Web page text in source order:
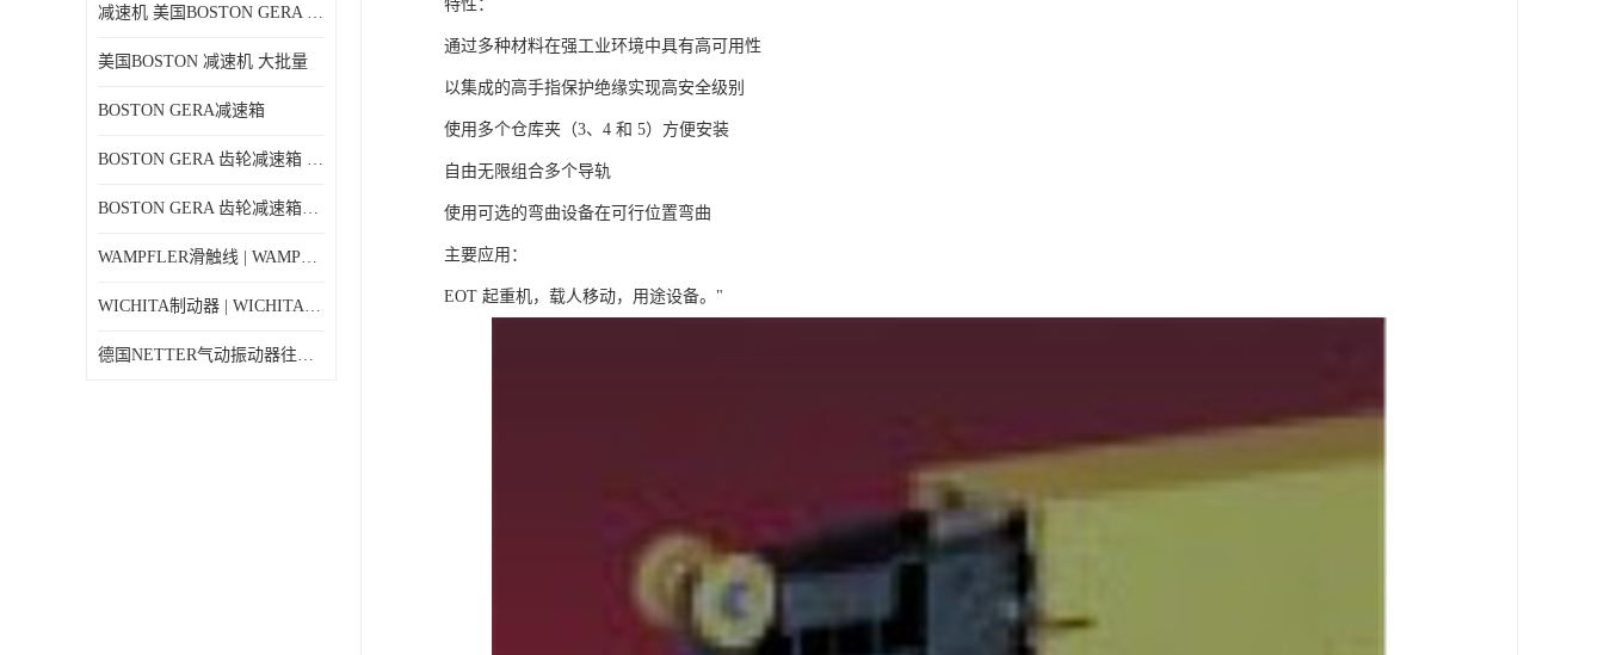
减速机 美国BOSTON GERA 批量销售
美国BOSTON 减速机 大批量
BOSTON GERA减速箱
BOSTON GERA 齿轮减速箱 F710-40-B4-G
BOSTON GERA 齿轮减速箱F710-5-B4-J
WAMPFLER滑触线 | WAMPFLER碳刷进口特价
WICHITA制动器 | WICHITA离合器产品价格
德国NETTER气动振动器往复式NTK 18AL
特性：
通过多种材料在强工业环境中具有高可用性
以集成的高手指保护绝缘实现高安全级别
使用多个仓库夹（3、4 和 5）方便安装
自由无限组合多个导轨
使用可选的弯曲设备在可行位置弯曲
主要应用：
EOT 起重机，载人移动，用途设备。"